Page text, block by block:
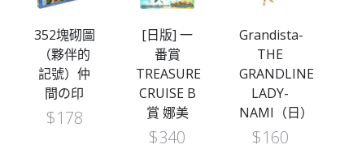
352塊砌圖
（夥伴的
記號）仲
間の印
$178
[日版] 一
番賞
TREASURE
CRUISE B
賞 娜美
$340
Grandista-
THE
GRANDLINE
LADY-
NAMI（日）
$160